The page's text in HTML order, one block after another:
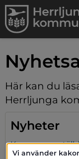
Här kan du
Herrljunga
Nyheter
påskpresent att
Vi använder kakor